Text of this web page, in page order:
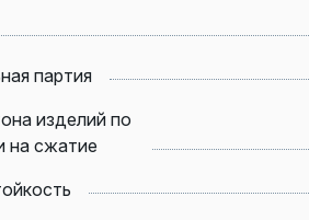
партия
изделий по
на сжатие